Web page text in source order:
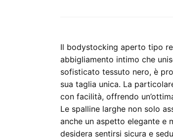
Il bodystocking aperto tipo
abbigliamento intimo che
sofisticato tessuto nero, è
sua taglia unica. La
con facilità, offrendo
Le spalline larghe non solo
anche un aspetto elegante e
desidera sentirsi sicura e